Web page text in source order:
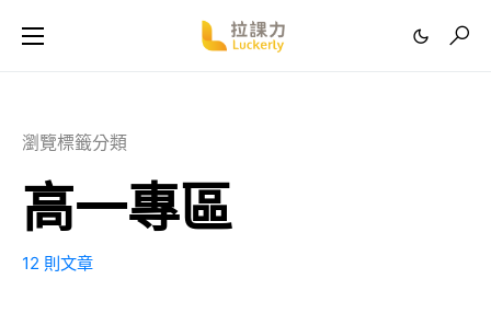
瀏覽標籤分類
高一專區
12 則文章